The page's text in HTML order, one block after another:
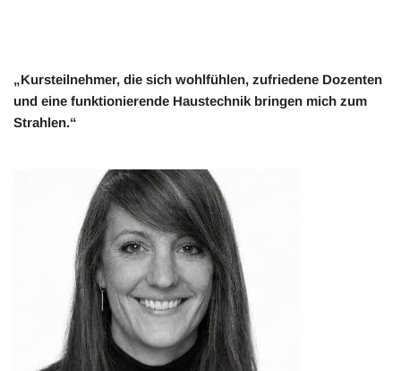
„Kursteilnehmer, die sich wohlfühlen, zufriedene Dozenten
und eine funktionierende Haustechnik bringen mich zum
Strahlen.“